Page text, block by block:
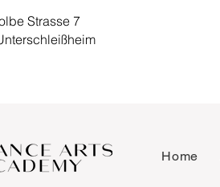
Strasse 7
Home